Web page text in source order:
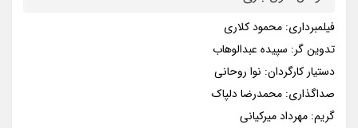
فیلمبرداری: محمود کلاری
تدوین گر: سپیده عبدالوهاب
دستیار کارگردان: نوا روحانی
صداگذاری: محمدرضا دلپاک
گریم: مهرداد میرکیانی